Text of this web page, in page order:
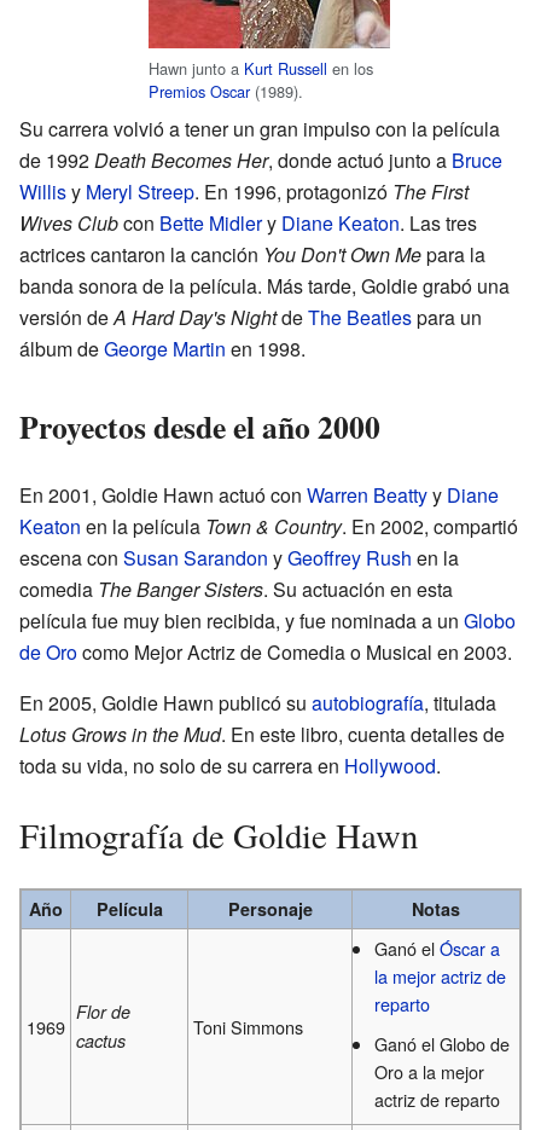
Hawn junto a Kurt Russell en los
Premios Oscar(1989).
Su carrera volvió a tener un gran impulso con la película
de 1992Death Becomes Her, donde actuó junto a Bruce
Willisy Meryl Streep. En 1996, protagonizó The First
Wives Clubcon Bette Midlery Diane Keaton. Las tres
actrices cantaron la canción You Don't Own Mepara la
banda sonora de la película. Más tarde, Goldie grabó una
versión deA Hard Day's NightdeThe Beatlespara un
álbum deGeorge Martin en 1998.
Proyectos desde el año 2000
En 2001, Goldie Hawn actuó con Warren Beattyy Diane
Keaton en la película Town & Country. En 2002, compartió
escena con Susan Sarandon yGeoffrey Rush en la
comedia The Banger Sisters. Su actuación en esta
película fue muy bien recibida, y fue nominada a un Globo
de Orocomo Mejor Actriz de Comedia o Musical en 2003.
En 2005, Goldie Hawn publicó su autobiografía, titulada
Lotus Grows in the Mud. En este libro, cuenta detalles de
toda su vida, no solo de su carrera en Hollywood.
Filmografía de Goldie Hawn
Año Película Personaje Notas
1969
Flor de
cactus
Toni Simmons
Ganó elÓscar a
la mejor actriz de
reparto
Ganó el Globo de
Oro a la mejor
actriz de reparto